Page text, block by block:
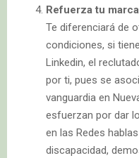
Refuerza tu
Te diferenciará de
condiciones, si
Linkedin, el
por ti, pues se
vanguardia en
esfuerzan por dar
en las Redes
discapacidad,